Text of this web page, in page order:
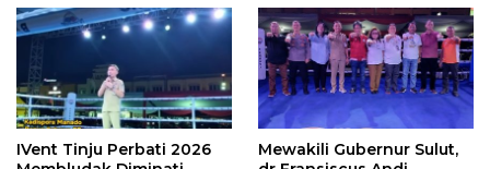
IVent Tinju Perbati 2026
Mewakili Gubernur Sulut,